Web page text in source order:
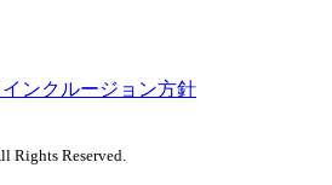
ンクルージョン方針
Rights Reserved.